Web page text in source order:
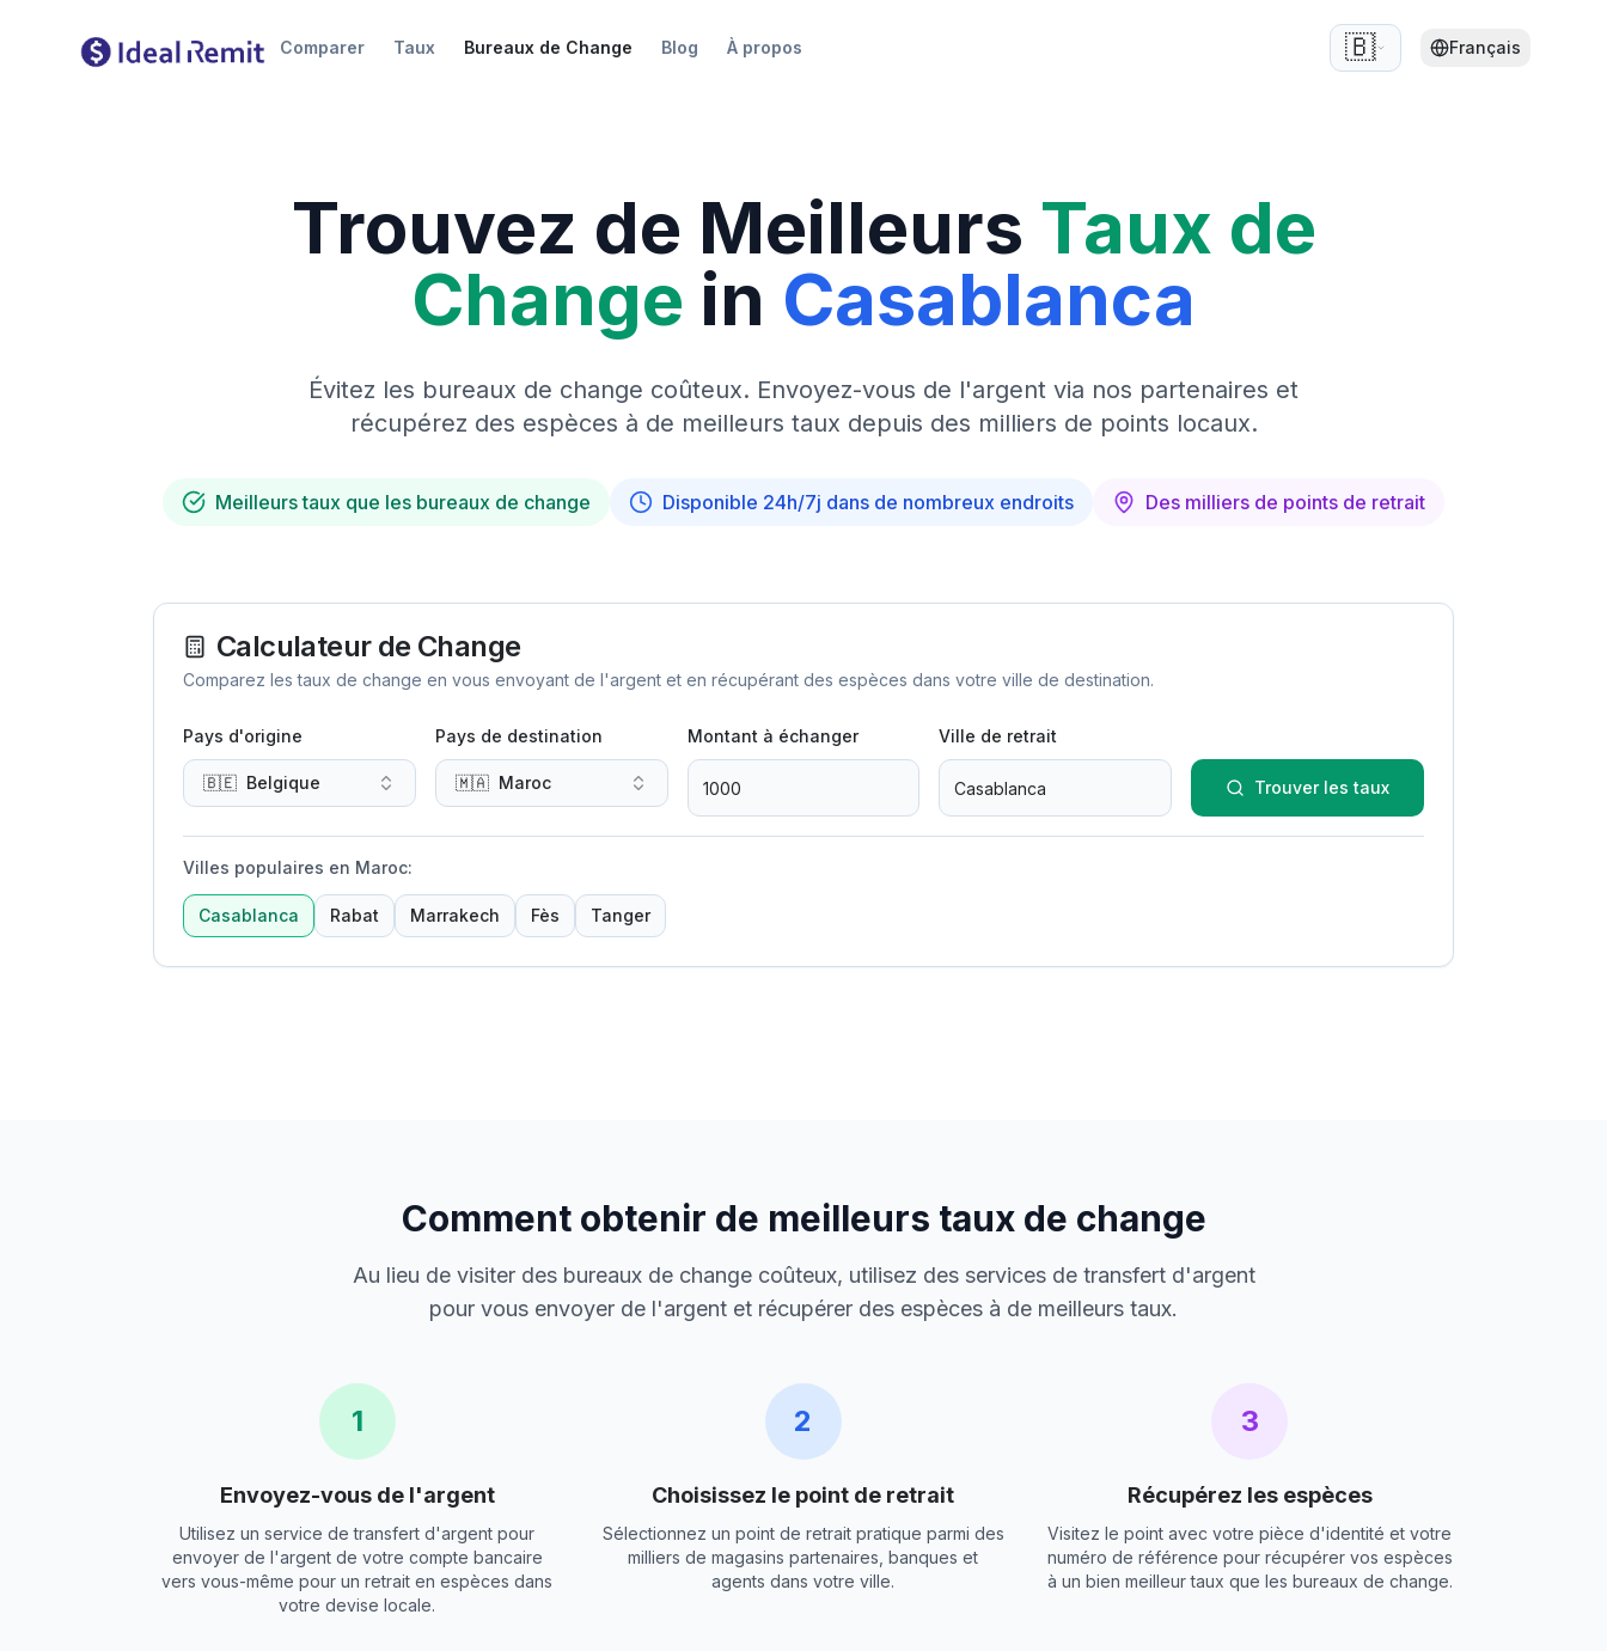
Comparer Taux Bureaux de Change Blog À propos 🇧🇪 Français
Trouvez de Meilleurs Taux de
Change in Casablanca
Évitez les bureaux de change coûteux. Envoyez-vous de l'argent via nos partenaires et
récupérez des espèces à de meilleurs taux depuis des milliers de points locaux.
Meilleurs taux que les bureaux de change Disponible 24h/7j dans de nombreux endroits Des milliers de points de retrait
Calculateur de Change
Comparez les taux de change en vous envoyant de l'argent et en récupérant des espèces dans votre ville de destination.
Pays d'origine
🇧🇪 Belgique
Pays de destination
🇲🇦 Maroc
Montant à échanger Ville de retrait
Trouver les taux
Villes populaires en Maroc:
Casablanca Rabat Marrakech Fès Tanger
Comment obtenir de meilleurs taux de change
Au lieu de visiter des bureaux de change coûteux, utilisez des services de transfert d'argent
pour vous envoyer de l'argent et récupérer des espèces à de meilleurs taux.
1
Envoyez-vous de l'argent
Utilisez un service de transfert d'argent pour
envoyer de l'argent de votre compte bancaire
vers vous-même pour un retrait en espèces dans
votre devise locale.
2
Choisissez le point de retrait
Sélectionnez un point de retrait pratique parmi des
milliers de magasins partenaires, banques et
agents dans votre ville.
3
Récupérez les espèces
Visitez le point avec votre pièce d'identité et votre
numéro de référence pour récupérer vos espèces
à un bien meilleur taux que les bureaux de change.